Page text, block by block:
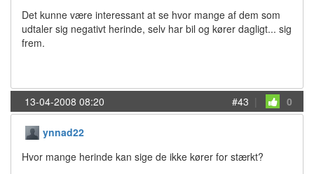
Det kunne være interessant at se hvor mange af dem som
udtaler sig negativt herinde, selv har bil og kører dagligt... sig
frem.
13-04-2008 08:20 #43 | 0
ynnad22
Hvor mange herinde kan sige de ikke kører for stærkt?